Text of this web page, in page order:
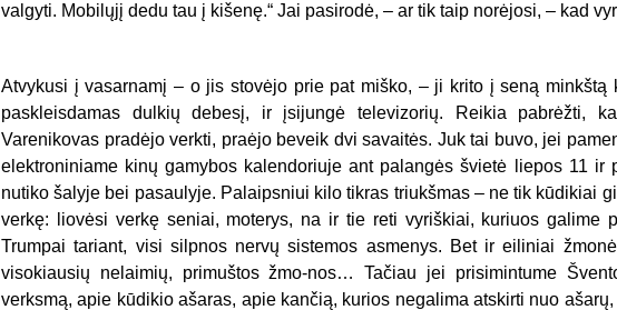
valgyti. Mobilųjį dedu tau į kišenę.“ Jai pasirodė, – ar tik taip norėjosi, – kad
Atvykusi į vasarnamį – o jis stovėjo prie pat miško, – ji krito į seną minkštą
paskleisdamas dulkių debesį, ir įsijungė televizorių. Reikia pabrėžti,
Varenikovas pradėjo verkti, praėjo beveik dvi savaitės. Juk tai buvo, jei
elektroniniame kinų gamybos kalendoriuje ant palangės švietė liepos 11 ir
nutiko šalyje bei pasaulyje. Palaipsniui kilo tikras triukšmas – ne tik kūdikiai
verkę: liovėsi verkę seniai, moterys, na ir tie reti vyriškiai, kuriuos galime
Trumpai tariant, visi silpnos nervų sistemos asmenys. Bet ir eiliniai
visokiausių nelaimių, primuštos žmo-nos… Tačiau jei prisimintume
verksmą, apie kūdikio ašaras, apie kančią, kurios negalima atskirti nuo